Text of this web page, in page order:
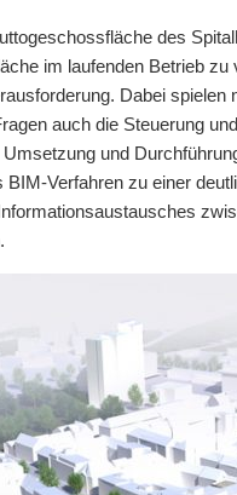
des
im laufenden Betrieb zu
Dabei spielen
auch die Steuerung
und
BIM-Verfahren zu einer